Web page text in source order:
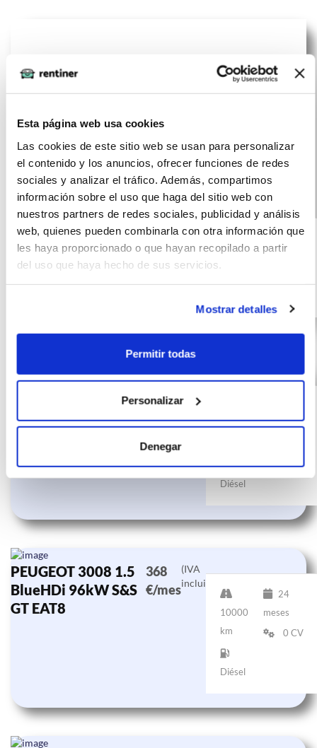
Esta página web usa cookies
Las cookies de este sitio web se usan para personalizar
el contenido y los anuncios, ofrecer funciones de redes
sociales y analizar el tráfico. Además, compartimos
información sobre el uso que haga del sitio web con
nuestros partners de redes sociales, publicidad y análisis
web, quienes pueden combinarla con otra información que
les haya proporcionado o que hayan recopilado a partir
del uso que haya hecho de sus servicios.
Mostrar detalles
Permitir todas
Personalizar
Denegar
Peugeot 3008
Allure HYBRID
145 e-DCS6
449
€/mes
(IVA
incluido)
15000
12
meses
PEUGEOT 3008 1.5
BlueHDi 96kW S&S
GT EAT8
395
€/mes
(IVA
incluido)
10000
meses
Diésel
PEUGEOT 3008 1.5
BlueHDi 96kW S&S
GT EAT8
368
€/mes
(IVA
incluido)
10000
km
24
meses
0 CV
Diésel